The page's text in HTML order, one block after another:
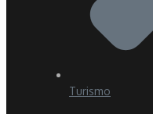
Turismo